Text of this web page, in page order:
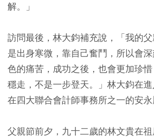
解。」
訪問最後，林大鈞補充說，「我的
是出身寒微，靠自己奮鬥，所以會
色的痛苦，成功之後，也會更加珍
穩走，不是一步登天。」林大鈞在
在四大聯合會計師事務所之一的安永
父親節前夕，九十二歲的林文貴在